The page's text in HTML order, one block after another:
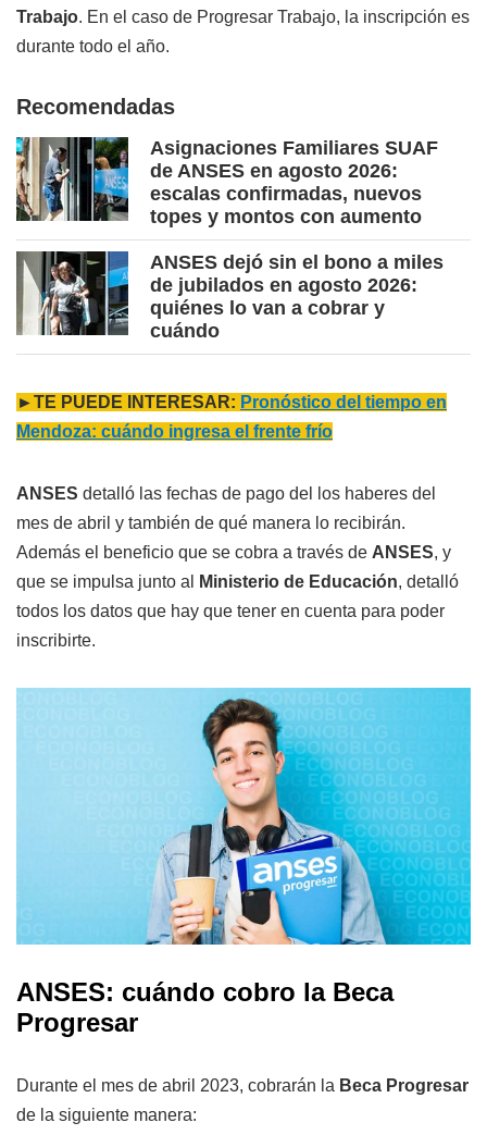
Trabajo. En el caso de Progresar Trabajo, la inscripción es
durante todo el año.
Recomendadas
Asignaciones Familiares SUAF
de ANSES en agosto 2026:
escalas confirmadas, nuevos
topes y montos con aumento
ANSES dejó sin el bono a miles
de jubilados en agosto 2026:
quiénes lo van a cobrar y
cuándo
►TE PUEDE INTERESAR: Pronóstico del tiempo en
Mendoza: cuándo ingresa el frente frío
ANSES detalló las fechas de pago del los haberes del
mes de abril y también de qué manera lo recibirán.
Además el beneficio que se cobra a través de ANSES, y
que se impulsa junto al
Ministerio de Educación, detalló
todos los datos que hay que tener en cuenta para poder
inscribirte.
ANSES: cuándo cobro la Beca
Progresar
Durante el mes de abril 2023, cobrarán la Beca Progresar
de la siguiente manera: